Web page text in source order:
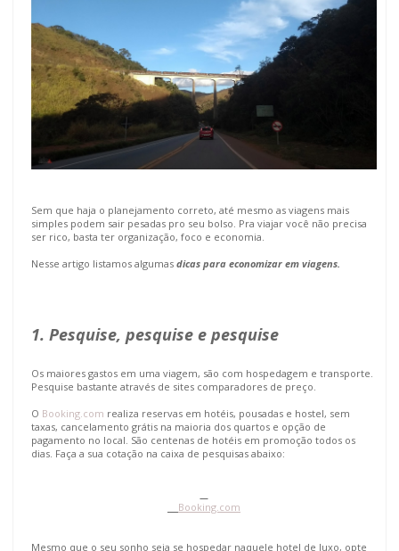
Sem que haja o planejamento correto, até mesmo as viagens mais
simples podem sair pesadas pro seu bolso. Pra viajar você não precisa
ser rico, basta ter organização, foco e economia.
Nesse artigo listamos algumasdicas para economizar em viagens.
1. Pesquise, pesquise e pesquise
Os maiores gastos em uma viagem, são com hospedagem e transporte.
Pesquise bastante através de sites comparadores de preço.
O Booking.com realiza reservas em hotéis, pousadas e hostel, sem
taxas, cancelamento grátis na maioria dos quartos e opção de
pagamento no local. São centenas de hotéis em promoção todos os
dias. Faça a sua cotação na caixa de pesquisas abaixo:
Booking.com
Mesmo que o seu sonho seja se hospedar naquele hotel de luxo, opte